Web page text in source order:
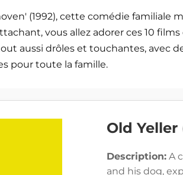
(1992), cette comédie familiale
vous allez adorer ces 10 films
aussi drôles et touchantes, avec
pour toute la famille.
Old Yeller
Description: A
and his dog,